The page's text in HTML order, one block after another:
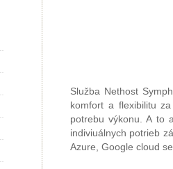
Služba Nethost
komfort a flexibilitu
potrebu výkonu. A to
indiviuálnych potrieb
Azure, Google cloud